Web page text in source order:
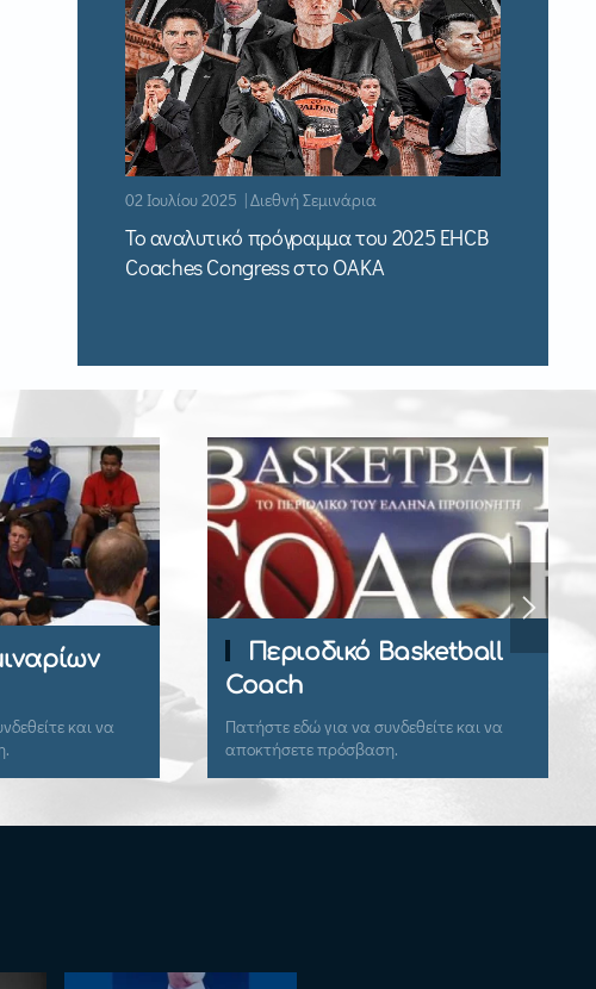
02 Ιουλίου 2025 | Διεθνή Σεμινάρια
Το αναλυτικό πρόγραμμα του 2025 EHCB
Coaches Congress στο ΟΑΚΑ
Εγγραφείτε
Περιοδικό Basketball
Coach
Πατήστε εδώ για να συνδεθείτε και να
αποκτήσετε πρόσβαση.